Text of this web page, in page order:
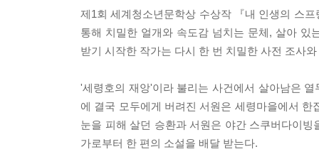
제1회 세계청소년문학상 수상작 『내 인생의 스
통해 치밀한 얼개와 속도감 넘치는 문체, 살아 있
받기 시작한 작가는 다시 한 번 치밀한 사전 조사
'세령호의 재앙'이라 불리는 사건에서 살아남은
에 결국 모두에게 버려진 서원은 세령마을에서
눈을 피해 살던 승환과 서원은 야간 스쿠버다이
가로부터 한 편의 소설을 배달 받는다.